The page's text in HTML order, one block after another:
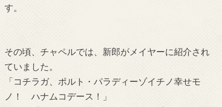
す。
その頃、チャペルでは、新郎がメイヤーに紹介され
ていました。
「コチラガ、ポルト・パラディーゾイチノ幸せモ
ノ！ ハナムコデース！」